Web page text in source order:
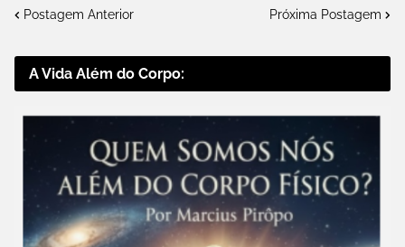
Postagem Anterior Próxima Postagem
A Vida Além do Corpo: